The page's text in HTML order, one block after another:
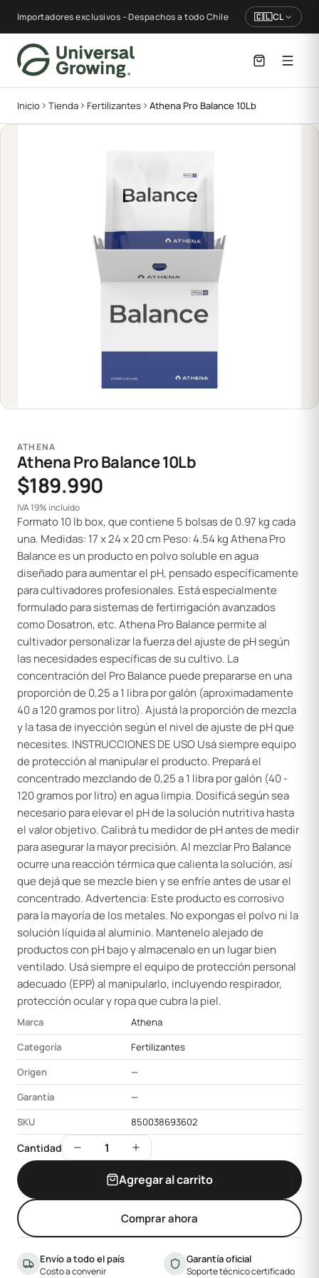
Importadores exclusivos – Despachos a todo Chile 🇨🇱CL
Inicio Tienda Fertilizantes Athena Pro Balance 10Lb
ATHENA
Athena Pro Balance 10Lb
$189.990
IVA 19% incluido
Formato 10 lb box, que contiene 5 bolsas de 0.97 kg cada
una. Medidas: 17 x 24 x 20 cm Peso: 4.54 kg Athena Pro
Balance es un producto en polvo soluble en agua
diseñado para aumentar el pH, pensado específicamente
para cultivadores profesionales. Está especialmente
formulado para sistemas de fertirrigación avanzados
como Dosatron, etc. Athena Pro Balance permite al
cultivador personalizar la fuerza del ajuste de pH según
las necesidades específicas de su cultivo. La
concentración del Pro Balance puede prepararse en una
proporción de 0,25 a 1 libra por galón (aproximadamente
40 a 120 gramos por litro). Ajustá la proporción de mezcla
y la tasa de inyección según el nivel de ajuste de pH que
necesites. INSTRUCCIONES DE USO Usá siempre equipo
de protección al manipular el producto. Prepará el
concentrado mezclando de 0,25 a 1 libra por galón (40 -
120 gramos por litro) en agua limpia. Dosificá según sea
necesario para elevar el pH de la solución nutritiva hasta
el valor objetivo. Calibrá tu medidor de pH antes de medir
para asegurar la mayor precisión. Al mezclar Pro Balance
ocurre una reacción térmica que calienta la solución, así
que dejá que se mezcle bien y se enfríe antes de usar el
concentrado. Advertencia: Este producto es corrosivo
para la mayoría de los metales. No expongas el polvo ni la
solución líquida al aluminio. Mantenelo alejado de
productos con pH bajo y almacenalo en un lugar bien
ventilado. Usá siempre el equipo de protección personal
adecuado (EPP) al manipularlo, incluyendo respirador,
protección ocular y ropa que cubra la piel.
Marca
Athena
Categoría
Fertilizantes
Origen
—
Garantía
—
SKU
850038693602
Cantidad 1
Agregar al carrito
Comprar ahora
Envío a todo el país
Costo a convenir
Garantía oficial
Soporte técnico certificado